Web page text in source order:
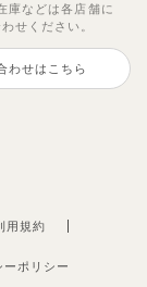
庫などは各店舗に
せください。
わせはこちら
ーポリシー
用規約